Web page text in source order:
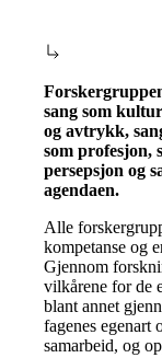
sang som
og avtrykk,
som profesjon,
persepsjon og
agendaen.
Alle
kompetanse og
Gjennom
vilkårene for de
blant annet
fagenes egenart
samarbeid, og